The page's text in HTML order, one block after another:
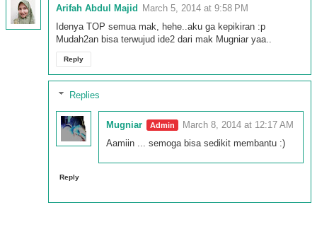
Arifah Abdul Majid
March 5, 2014 at 9:58 PM
Idenya TOP semua mak, hehe..aku ga kepikiran :p
Mudah2an bisa terwujud ide2 dari mak Mugniar yaa..
Reply
Replies
Mugniar
March 8, 2014 at 12:17 AM
Aamiin ... semoga bisa sedikit membantu :)
Reply